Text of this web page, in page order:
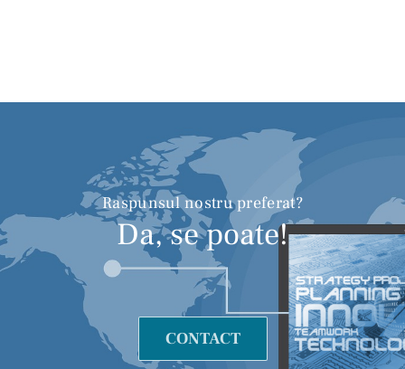
Raspunsul nostru preferat?
Da, se poate!
CONTACT